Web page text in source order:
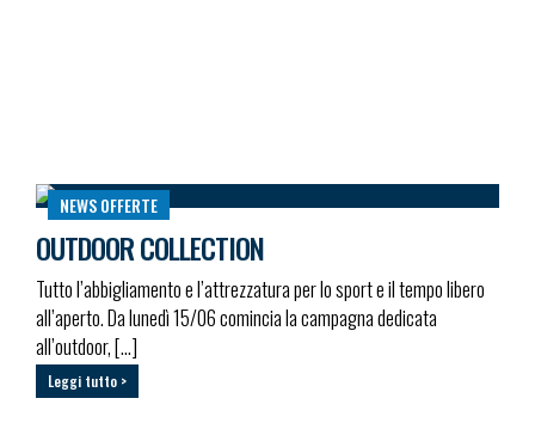
NEWSOFFERTE
OUTDOOR COLLECTION
Tutto l’abbigliamento e l’attrezzatura per lo sport e il tempo libero
all’aperto. Da lunedì 15/06 comincia la campagna dedicata
all’outdoor, […]
Leggi tutto >